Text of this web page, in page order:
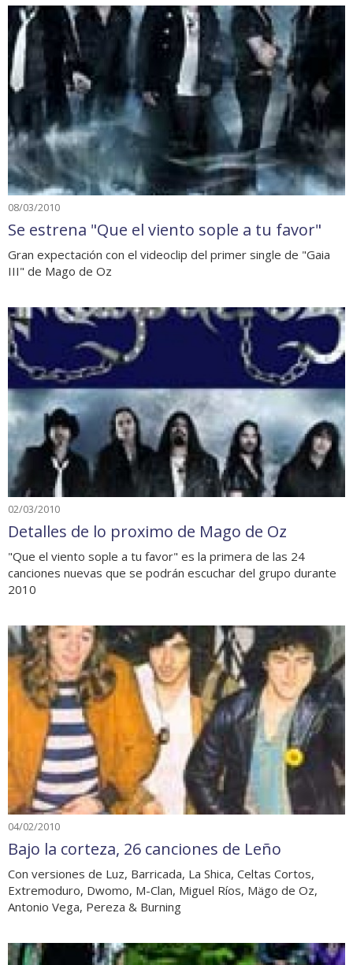
08/03/2010
Se estrena "Que el viento sople a tu favor"
Gran expectación con el videoclip del primer single de "Gaia
III" de Mago de Oz
02/03/2010
Detalles de lo proximo de Mago de Oz
"Que el viento sople a tu favor" es la primera de las 24
canciones nuevas que se podrán escuchar del grupo durante
2010
04/02/2010
Bajo la corteza, 26 canciones de Leño
Con versiones de Luz, Barricada, La Shica, Celtas Cortos,
Extremoduro, Dwomo, M-Clan, Miguel Ríos, Mägo de Oz,
Antonio Vega, Pereza & Burning